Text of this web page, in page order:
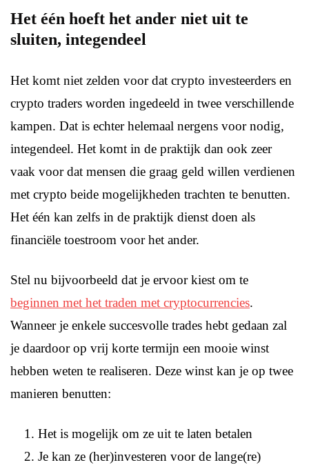
Het één hoeft het ander niet uit te
sluiten, integendeel
Het komt niet zelden voor dat crypto investeerders en
crypto traders worden ingedeeld in twee verschillende
kampen. Dat is echter helemaal nergens voor nodig,
integendeel. Het komt in de praktijk dan ook zeer
vaak voor dat mensen die graag geld willen verdienen
met crypto beide mogelijkheden trachten te benutten.
Het één kan zelfs in de praktijk dienst doen als
financiële toestroom voor het ander.
Stel nu bijvoorbeeld dat je ervoor kiest om te
beginnen met het traden met cryptocurrencies.
Wanneer je enkele succesvolle trades hebt gedaan zal
je daardoor op vrij korte termijn een mooie winst
hebben weten te realiseren. Deze winst kan je op twee
manieren benutten:
Het is mogelijk om ze uit te laten betalen
Je kan ze (her)investeren voor de lange(re)